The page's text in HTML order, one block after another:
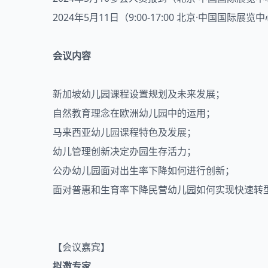
2024年5月11日（9:00-17:00 北京·中国国际展览中
会议内容
新加坡幼儿园课程设置规划及未来发展；
自然教育理念在欧洲幼儿园中的运用；
马来西亚幼儿园课程特色及发展；
幼儿管理创新决定办园生存活力；
公办幼儿园面对出生率下降如何进行创新；
面对普惠和生育率下降民营幼儿园如何实现快速转
【会议嘉宾】